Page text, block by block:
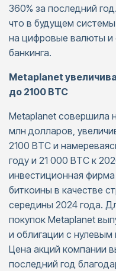
360% за последний
что в будущем
на цифровые валюты и
банкинга.
Metaplanet
до 2100 BTC
Metaplanet совершила
млн долларов,
2100 BTC и
году и 21 000 BTC к
инвестиционная
биткоины в качестве
середины 2024 года.
покупок Metaplanet
и облигации с нулевым
Цена акций компании
последний год